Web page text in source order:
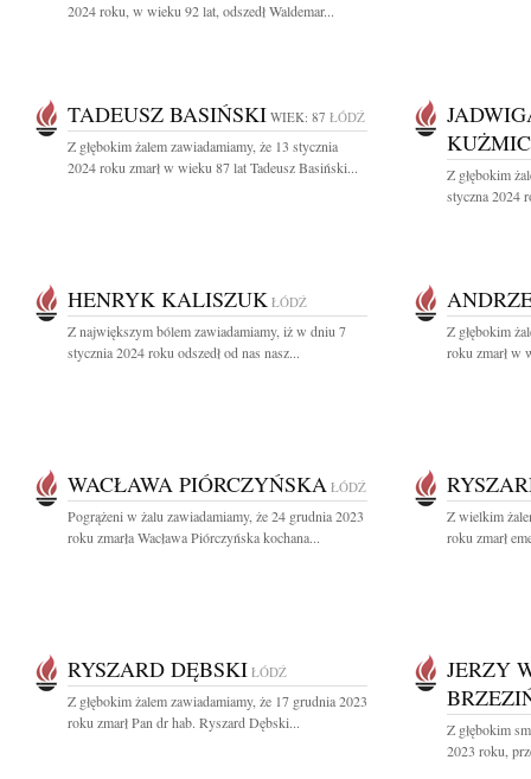
2024 roku, w wieku 92 lat, odszedł Waldemar...
TADEUSZ BASIŃSKI WIEK: 87 ŁÓDŹ
Z głębokim żalem zawiadamiamy, że 13 stycznia
2024 roku zmarł w wieku 87 lat Tadeusz Basiński...
Z głębokim
styczna 2024
HENRYK KALISZUK ŁÓDŹ
Z największym bólem zawiadamiamy, iż w dniu 7
stycznia 2024 roku odszedł od nas nasz...
Z głębokim
roku zmarł w
WACŁAWA PIÓRCZYŃSKA ŁÓDŹ
Pogrążeni w żalu zawiadamiamy, że 24 grudnia 2023
roku zmarła Wacława Piórczyńska kochana...
Z wielkim
roku zmarł
RYSZARD DĘBSKI ŁÓDŹ
Z głębokim żalem zawiadamiamy, że 17 grudnia 2023
roku zmarł Pan dr hab. Ryszard Dębski...
JERZY
Z głębokim
2023 roku,